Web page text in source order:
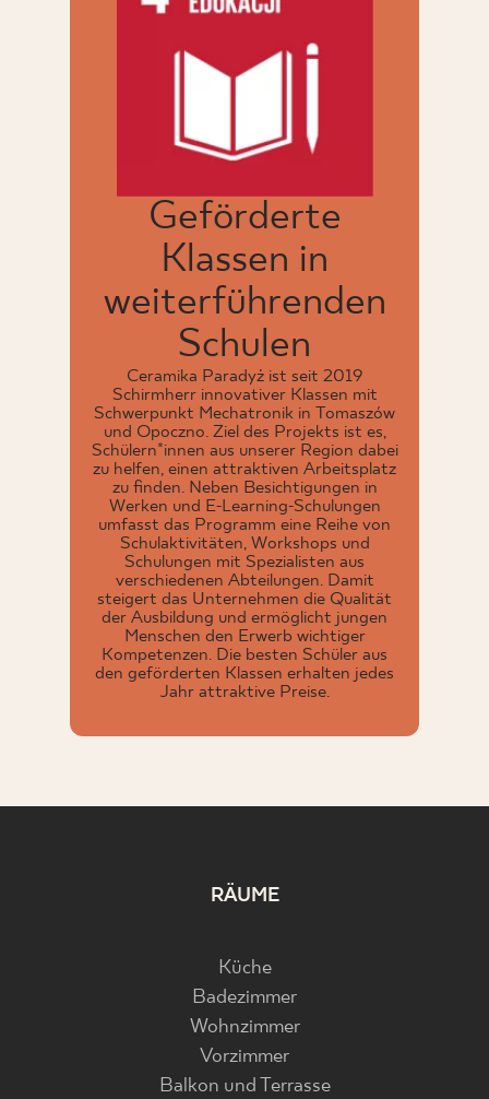
Geförderte
Klassen in
weiterführenden
Schulen
Ceramika Paradyż ist seit 2019
Schirmherr innovativer Klassen mit
Schwerpunkt Mechatronik in Tomaszów
und Opoczno. Ziel des Projekts ist es,
Schülern*innen aus unserer Region dabei
zu helfen, einen attraktiven Arbeitsplatz
zu finden. Neben Besichtigungen in
Werken und E-Learning-Schulungen
umfasst das Programm eine Reihe von
Schulaktivitäten, Workshops und
Schulungen mit Spezialisten aus
verschiedenen Abteilungen. Damit
steigert das Unternehmen die Qualität
der Ausbildung und ermöglicht jungen
Menschen den Erwerb wichtiger
Kompetenzen. Die besten Schüler aus
den geförderten Klassen erhalten jedes
Jahr attraktive Preise.
RÄUME
Küche
Badezimmer
Wohnzimmer
Vorzimmer
Balkon und Terrasse